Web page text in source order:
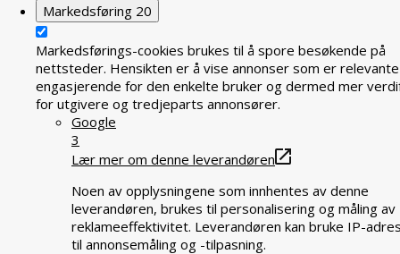
Markedsføring 20
Markedsførings-cookies brukes til å spore besøkende på
nettsteder. Hensikten er å vise annonser som er
engasjerende for den enkelte bruker og dermed mer
for utgivere og tredjeparts annonsører.
Google
3
Lær mer om denne leverandøren
Noen av opplysningene som innhentes av denne
leverandøren, brukes til personalisering og måling av
reklameeffektivitet. Leverandøren kan bruke IP-
til annonsemåling og -tilpasning.